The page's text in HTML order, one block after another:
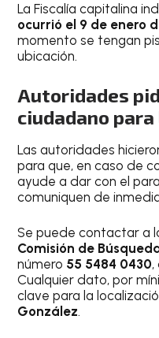
La Fiscalía capitalina
ocurrió el 9 de enero
momento se tengan
ubicación.
Autoridades
ciudadano
Las autoridades
para que, en caso de
ayude a dar con el
comuniquen de
Se puede contactar a
Comisión de
número 55 5484 0430,
Cualquier dato, por
clave para la
González.